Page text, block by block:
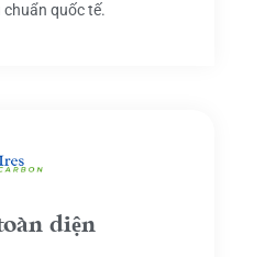
quốc tế.
diện